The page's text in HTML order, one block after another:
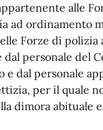
alle
ad ordinamento
Forze di polizia
personale del
e dal personale
per il quale
dimora abituale